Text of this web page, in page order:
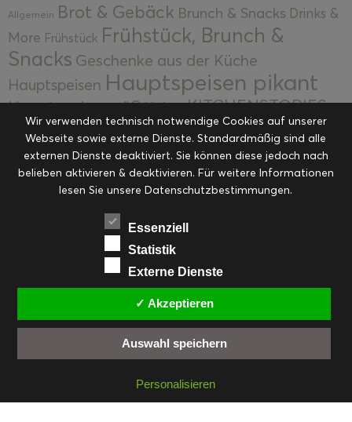
Allgemein Brot & Gebäck Brunch & Snacks Drinks &
More Frühstück Frühstück, Brunch &
Snacks Geschenke aus der Küche
Hauptspeisen Hauptspeisen pikant
Hauptspeisen süßKekseKITCHENSTORIES
Kuchen, Torten & Desserts Kuchen und
Desserts Kulinarik Kulinarische Mitbringsel &
Eingemachtes Ohne Kategorie Ostern Resteküche
RezepteSaisonalSliderStartseite
Suppen, Salate & Vorspeisen
Vorspeisen, Salate & Suppen
Weihnachten Workshops & Events
FACEBOOK PINTEREST
EMAIL
INSTAGRAM
© cookiteasy.at by Simone Kemptner | powered byECKER Digital IT Solutions
Wir verwenden technisch notwendige Cookies auf unserer
Webseite sowie externe Dienste. Standardmäßig sind alle
externen Dienste deaktiviert. Sie können diese jedoch nach
belieben aktivieren & deaktivieren. Für weitere Informationen
lesen Sie unsere Datenschutzbestimmungen.
Essenziell
Statistik
Externe Dienste
✓ Akzeptieren
Auswahl speichern
Personalisieren